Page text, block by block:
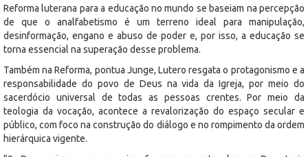
Reforma luterana para a educação no mundo se baseiam na percepção
de que o analfabetismo é um terreno ideal para manipulação,
desinformação, engano e abuso de poder e, por isso, a educação se
torna essencial na superação desse problema.
Também na Reforma, pontua Junge, Lutero resgata o protagonismo e a
responsabilidade do povo de Deus na vida da Igreja, por meio do
sacerdócio universal de todas as pessoas crentes. Por meio da
teologia da vocação, acontece a revalorização do espaço secular e
público, com foco na construção do diálogo e no rompimento da ordem
hierárquica vigente.